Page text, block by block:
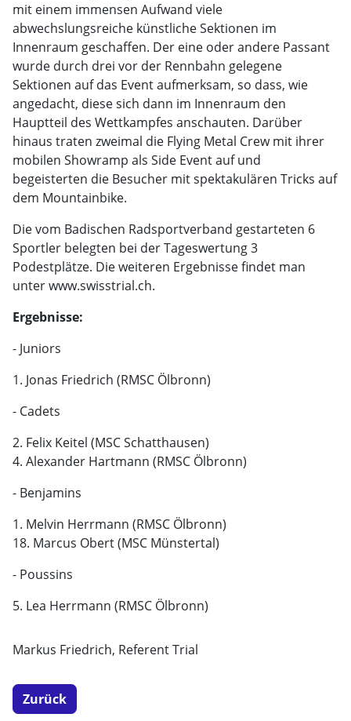
mit einem immensen Aufwand viele
abwechslungsreiche künstliche Sektionen im
Innenraum geschaffen. Der eine oder andere Passant
wurde durch drei vor der Rennbahn gelegene
Sektionen auf das Event aufmerksam, so dass, wie
angedacht, diese sich dann im Innenraum den
Hauptteil des Wettkampfes anschauten. Darüber
hinaus traten zweimal die Flying Metal Crew mit ihrer
mobilen Showramp als Side Event auf und
begeisterten die Besucher mit spektakulären Tricks auf
dem Mountainbike.
Die vom Badischen Radsportverband gestarteten 6
Sportler belegten bei der Tageswertung 3
Podestplätze. Die weiteren Ergebnisse findet man
unter www.swisstrial.ch.
Ergebnisse:
- Juniors
1. Jonas Friedrich (RMSC Ölbronn)
- Cadets
2. Felix Keitel (MSC Schatthausen)
4. Alexander Hartmann (RMSC Ölbronn)
- Benjamins
1. Melvin Herrmann (RMSC Ölbronn)
18. Marcus Obert (MSC Münstertal)
- Poussins
5. Lea Herrmann (RMSC Ölbronn)
Markus Friedrich, Referent Trial
Zurück